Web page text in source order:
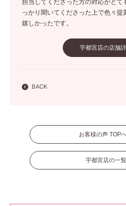
担当してくださった方の対応がとて
っかり聞いてくださった上で色々提
嬉しかったです。
宇都宮店の店舗
BACK
お客様の声 TOP
宇都宮店の一